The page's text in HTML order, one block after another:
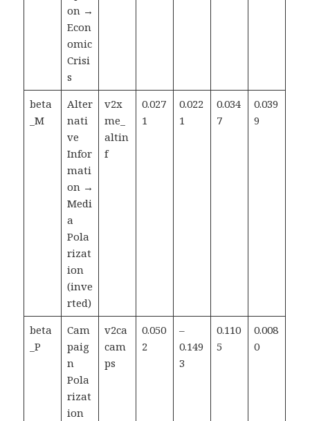
on →
Econ
omic
Crisi
s
beta
_M
Alter
nati
ve
Infor
mati
on →
Medi
a
Pola
rizat
ion
(inve
rted)
v2x
me_
altin
f
0.027
1
0.022
1
0.034
7
0.039
9
beta
_P
Cam
paig
n
Pola
rizat
ion
v2ca
cam
ps
0.050
2
–
0.149
3
0.110
5
0.008
0